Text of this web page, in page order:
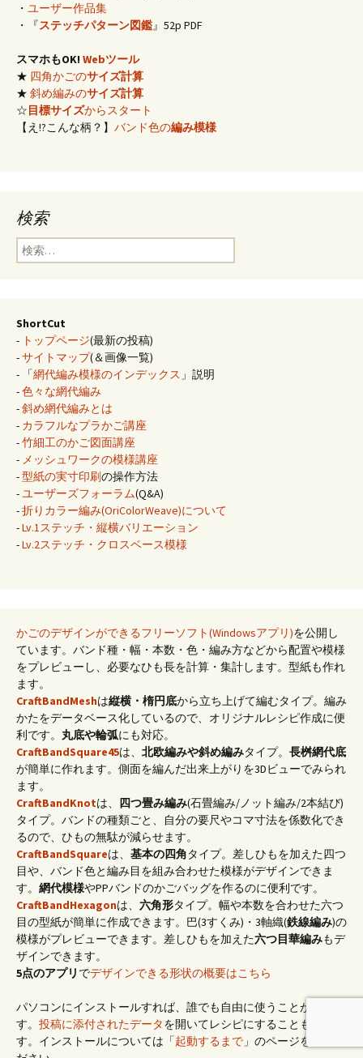
・ ユーザー作品集
・『ステッチパターン図鑑』52p PDF
スマホもOK! Webツール
★ 四角かごのサイズ計算
★ 斜め編みのサイズ計算
☆目標サイズからスタート
【え!?こんな柄？】 バンド色の編み模様
検索
検
索:
ShortCut
- トップページ(最新の投稿)
-サイトマップ(＆画像一覧)
- 「網代編み模様のインデックス 」説明
-色々な網代編み
-斜め網代編みとは
- カラフルなプラかご講座
-竹細工のかご図面講座
- メッシュワークの模様講座
-型紙の実寸印刷の操作方法
-ユーザーズフォーラム(Q&A)
-折りカラー編み(OriColorWeave)について
-Lv.1ステッチ・縦横バリエーション
-Lv.2ステッチ・クロスベース模様
かごのデザインができるフリーソフト(Windowsアプリ)を公開し
ています。バンド種・幅・本数・色・編み方などから配置や模様
をプレビューし、必要なひも長を計算・集計します。型紙も作れ
ます。
CraftBandMeshは縦横・楕円底から立ち上げて編むタイプ。編み
かたをデータベース化しているので、オリジナルレシピ作成に便
利です。 丸底や輪弧にも対応。
CraftBandSquare45は、 北欧編みや斜め編みタイプ。 長桝網代底
が簡単に作れます。側面を編んだ出来上がりを3Dビューでみられ
ます。
CraftBandKnotは、 四つ畳み編み(石畳編み/ノット編み/2本結び)
タイプ。バンドの種類ごと、自分の要尺やコマ寸法を係数化でき
るので、ひもの無駄が減らせます。
CraftBandSquareは、 基本の四角タイプ。差しひもを加えた四つ
目や、バンド色と編み目を組み合わせた模様がデザインできま
す。 網代模様やPPバンドのかごバッグを作るのに便利です。
CraftBandHexagonは、 六角形タイプ。幅や本数を合わせた六つ
目の型紙が簡単に作成できます。巴(3すくみ)・3軸織(鉄線編み)の
模様がプレビューできます。差しひもを加えた六つ目華編みもデ
ザインできます。
5点のアプリ でデザインできる形状の概要はこちら
パソコンにインストールすれば、誰でも自由に使うことができま
す。 投稿に添付されたデータを開いてレシピにすることもできま
す。インストールについては「起動するまで 」のページをご覧く